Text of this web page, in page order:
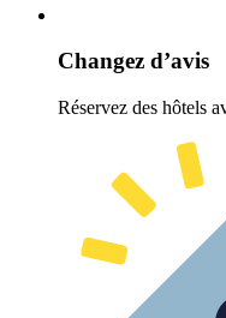
Changez d’avis
Réservez des hôtels